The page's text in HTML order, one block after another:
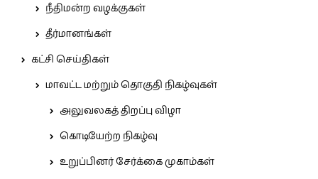
நீதிமன்ற வழக்குகள்
தீர்மானங்கள்
கட்சி செய்திகள்
மாவட்ட மற்றும் தொகுதி நிகழ்வுகள்
அலுவலகத் திறப்பு விழா
கொடியேற்ற நிகழ்வு
உறுப்பினர் சேர்க்கை முகாம்கள்